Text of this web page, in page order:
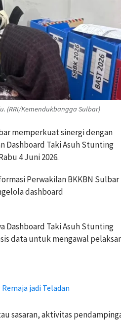
(RRI/Kemendukbangga Sulbar)
memperkuat sinergi dengan
Dashboard Taki Asuh Stunting
4 Juni 2026.
Perwakilan BKKBN Sulbar
dashboard
Dashboard Taki Asuh Stunting
data untuk mengawal
jadi Teladan
sasaran, aktivitas